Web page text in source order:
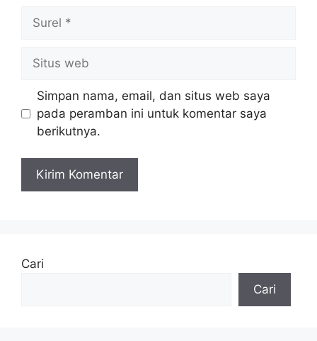
web
Simpan nama, email, dan situs web saya
pada peramban ini untuk komentar saya
berikutnya.
Cari
Cari